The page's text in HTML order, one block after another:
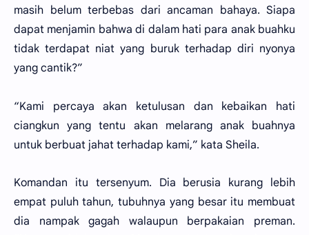
masih belum terbebas dari ancaman bahaya. Siapa
dapat menjamin bahwa di dalam hati para anak buahku
tidak terdapat niat yang buruk terhadap diri nyonya
yang cantik?”
“Kami percaya akan ketulusan dan kebaikan hati
ciangkun yang tentu akan melarang anak buahnya
untuk berbuat jahat terhadap kami,” kata Sheila.
Komandan itu tersenyum. Dia berusia kurang lebih
empat puluh tahun, tubuhnya yang besar itu membuat
dia nampak gagah walaupun berpakaian preman.